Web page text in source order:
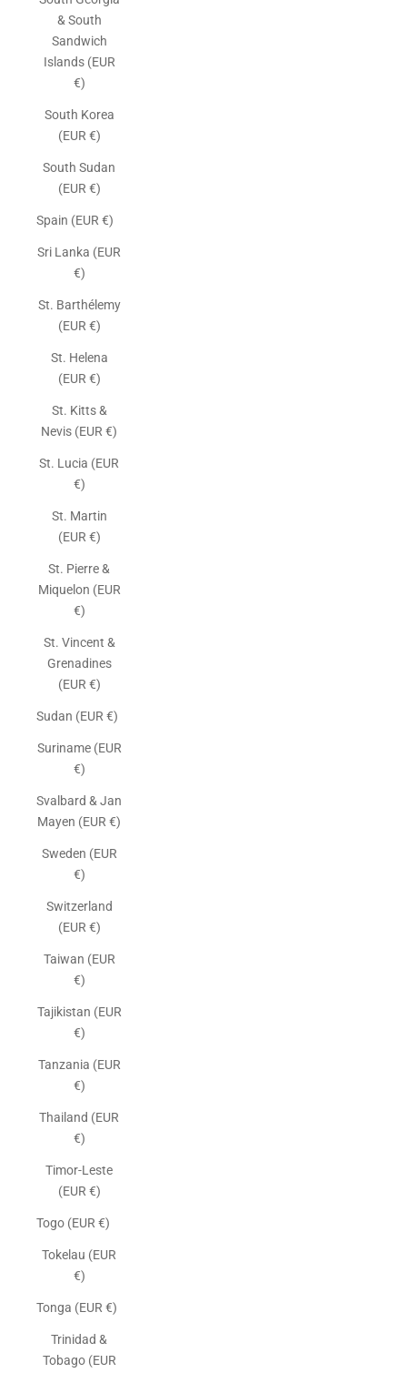
& South
Sandwich
Islands (EUR
€)
South Korea
(EUR €)
South Sudan
(EUR €)
Spain (EUR €)
Sri Lanka (EUR
€)
St. Barthélemy
(EUR €)
St. Helena
(EUR €)
St. Kitts &
Nevis (EUR €)
St. Lucia (EUR
€)
St. Martin
(EUR €)
St. Pierre &
Miquelon (EUR
€)
St. Vincent &
Grenadines
(EUR €)
Sudan (EUR €)
Suriname (EUR
€)
Svalbard & Jan
Mayen (EUR €)
Sweden (EUR
€)
Switzerland
(EUR €)
Taiwan (EUR
€)
Tajikistan (EUR
€)
Tanzania (EUR
€)
Thailand (EUR
€)
Timor-Leste
(EUR €)
Togo (EUR €)
Tokelau (EUR
€)
Tonga (EUR €)
Trinidad &
Tobago (EUR